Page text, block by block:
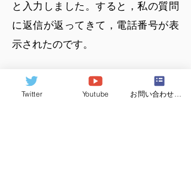
と入力しました。すると，私の質問
に返信が返ってきて，電話番号が表
示されたのです。
唖然としながら，私はアメリカの
家に帰るまでもなく，その電話をか
Twitter Youtube